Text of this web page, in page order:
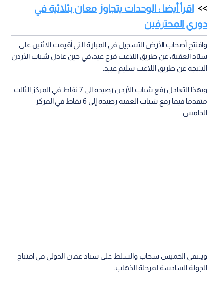
اقرأ أيضا : الوحدات يتجاوز معان بثلاثية في
دوري المحترفين
وافتتح أصحاب الأرض التسجيل في المباراة التي أقيمت الاثنين على
ستاد العقبة، عن طريق اللاعب فرج عيد، في حين عادل شباب الأردن
النتيجة عن طريق اللاعب سليم عبيد.
وبهذا التعادل رفع شباب الأردن رصيده الى 7 نقاط في المركز الثالث
متقدما فيما رفع شباب العقبة رصيده إلى 6 نقاط في المركز
الخامس.
ويلتقي الخميس سحاب والسلط على ستاد عمان الدولي في افتتاح
الجولة السادسة لمرحلة الذهاب.